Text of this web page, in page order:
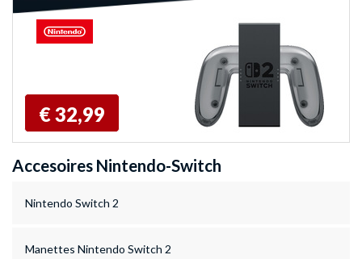
€ 32,99
Accesoires Nintendo-Switch
Nintendo Switch 2
Manettes Nintendo Switch 2